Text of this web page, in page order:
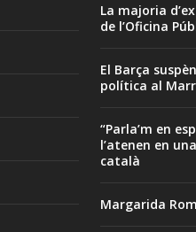
La majoria
de l’Oficina
El Barça
política al
“Parla’m en
l’atenen en
català
Margarida